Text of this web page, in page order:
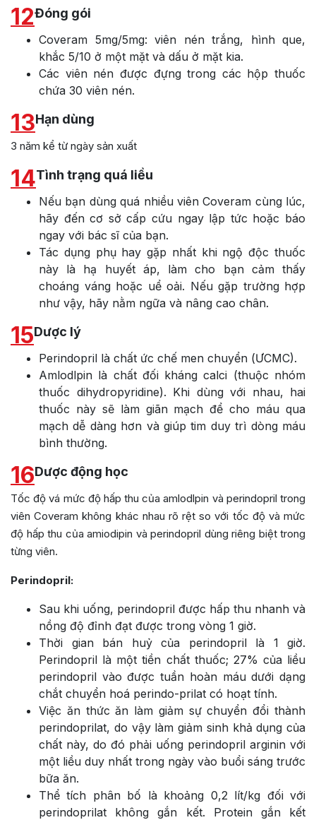
12Đóng gói
Coveram 5mg/5mg: viên nén trắng, hình que,
khắc 5/10 ở một mặt và dấu ở mặt kia.
Các viên nén được đựng trong các hộp thuốc
chứa 30 viên nén.
13Hạn dùng
3 năm kể từ ngày sản xuất
14Tình trạng quá liều
Nếu bạn dùng quá nhiều viên Coveram cùng lúc,
hãy đến cơ sở cấp cứu ngay lập tức hoặc báo
ngay với bác sĩ của bạn.
Tác dụng phụ hay gặp nhất khi ngộ độc thuốc
này là hạ huyết áp, làm cho bạn cảm thấy
choáng váng hoặc uể oải. Nếu gặp trường hợp
như vậy, hãy nằm ngữa và nâng cao chân.
15Dược lý
Perindopril là chất ức chế men chuyển (ƯCMC).
Amlodlpin là chất đối kháng calci (thuộc nhóm
thuốc dihydropyridine). Khi dùng với nhau, hai
thuốc này sẽ làm giãn mạch để cho máu qua
mạch dễ dàng hơn và giúp tim duy trì dòng máu
bình thường.
16Dược động học
Tốc độ vá mức độ hấp thu của amlodlpin và perindopril trong
viên Coveram không khác nhau rõ rệt so với tốc độ và mức
độ hấp thu của amiodipin và perindopril dùng riêng biệt trong
từng viên.
Perindopril:
Sau khi uống, perindopril được hấp thu nhanh và
nồng độ đỉnh đạt được trong vòng 1 giờ.
Thời gian bán huỷ của perindopril là 1 giờ.
Perindopril là một tiền chất thuốc; 27% của liều
perindopril vào được tuần hoàn máu dưới dạng
chắt chuyển hoá perindo-prilat có hoạt tính.
Việc ăn thức ăn làm giảm sự chuyển đổi thành
perindoprilat, do vậy làm giảm sinh khả dụng của
chất này, do đó phải uống perindopril arginin với
một liều duy nhất trong ngày vào buổi sáng trước
bữa ăn.
Thể tích phân bố là khoảng 0,2 lít/kg đối với
perindoprilat không gắn kết. Protein gắn kết